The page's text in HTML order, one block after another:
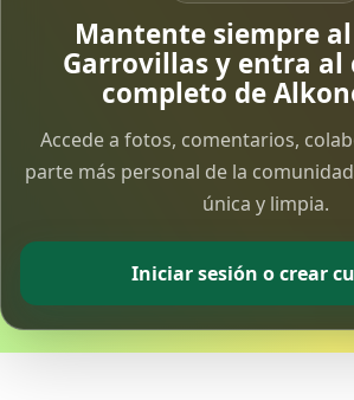
Mantente siempre
Garrovillas y entra al
completo de
Accede a fotos, comentarios,
parte más personal de la
única y limpia.
Iniciar sesión o crear